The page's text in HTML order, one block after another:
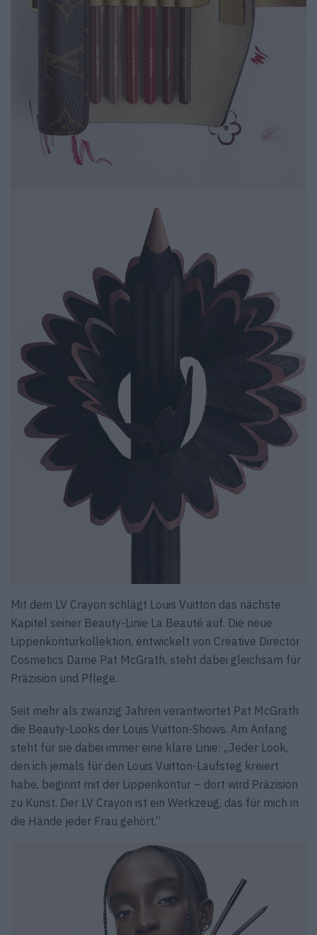
Mit dem LV Crayon schlägt Louis Vuitton das nächste
Kapitel seiner Beauty-Linie La Beauté auf. Die neue
Lippenkonturkollektion, entwickelt von Creative Director
Cosmetics Dame Pat McGrath, steht dabei gleichsam für
Präzision und Pflege.
Seit mehr als zwanzig Jahren verantwortet Pat McGrath
die Beauty-Looks der Louis Vuitton-Shows. Am Anfang
steht für sie dabei immer eine klare Linie: „Jeder Look,
den ich jemals für den Louis Vuitton-Laufsteg kreiert
habe, beginnt mit der Lippenkontur – dort wird Präzision
zu Kunst. Der LV Crayon ist ein Werkzeug, das für mich in
die Hände jeder Frau gehört.“